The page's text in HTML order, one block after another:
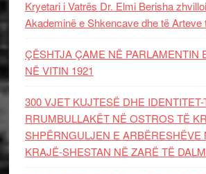
Kryetari i Vatrës Dr. Elmi Berisha
Akademinë e Shkencave dhe të Arteve
ÇËSHTJA ÇAME NË PARLAMENTIN
NË VITIN 1921
300 VJET KUJTESË DHE IDENTITET-
RRUMBULLAKËT NË OSTROS TË
SHPËRNGULJEN E ARBËRESHËVE
KRAJË-SHESTAN NË ZARË TË